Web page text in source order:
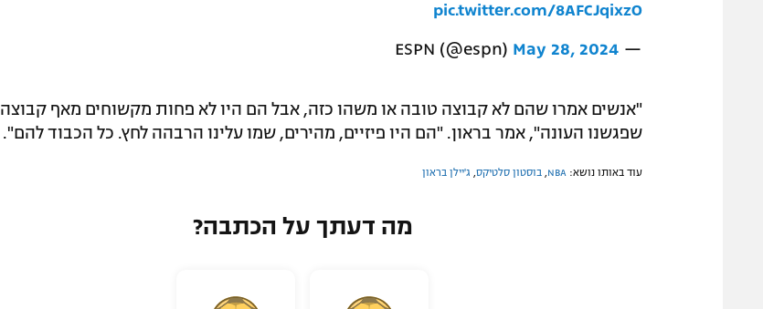
pic.twitter.com/8AFCJqixzO
— ESPN (@espn)
May 28, 2024
"אנשים אמרו שהם לא קבוצה טובה או משהו כזה, אבל הם היו לא פחות מקשוחים מאף קבוצה
שפגשנו העונה", אמר בראון. "הם היו פיזיים, מהירים, שמו עלינו הרבהה לחץ. כל הכבוד להם".
עוד באותו נושא: NBA בוסטון סלטיקס ג'יילן בראון
מה דעתך על הכתבה?